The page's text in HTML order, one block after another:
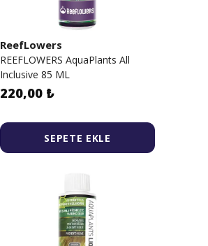
ReefLowers
REEFLOWERS AquaPlants All
Inclusive 85 ML
220,00 ₺
SEPETE EKLE